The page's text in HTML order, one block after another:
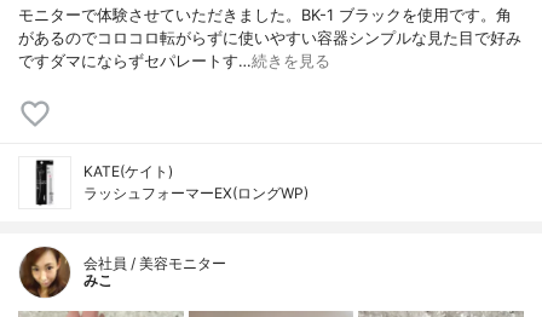
モニターで体験させていただきました。BK-1 ブラックを使用です。角
があるのでコロコロ転がらずに使いやすい容器シンプルな見た目で好み
ですダマにならずセパレートす…続きを見る
KATE(ケイト)
ラッシュフォーマーEX(ロングWP)
会社員 / 美容モニター
みこ